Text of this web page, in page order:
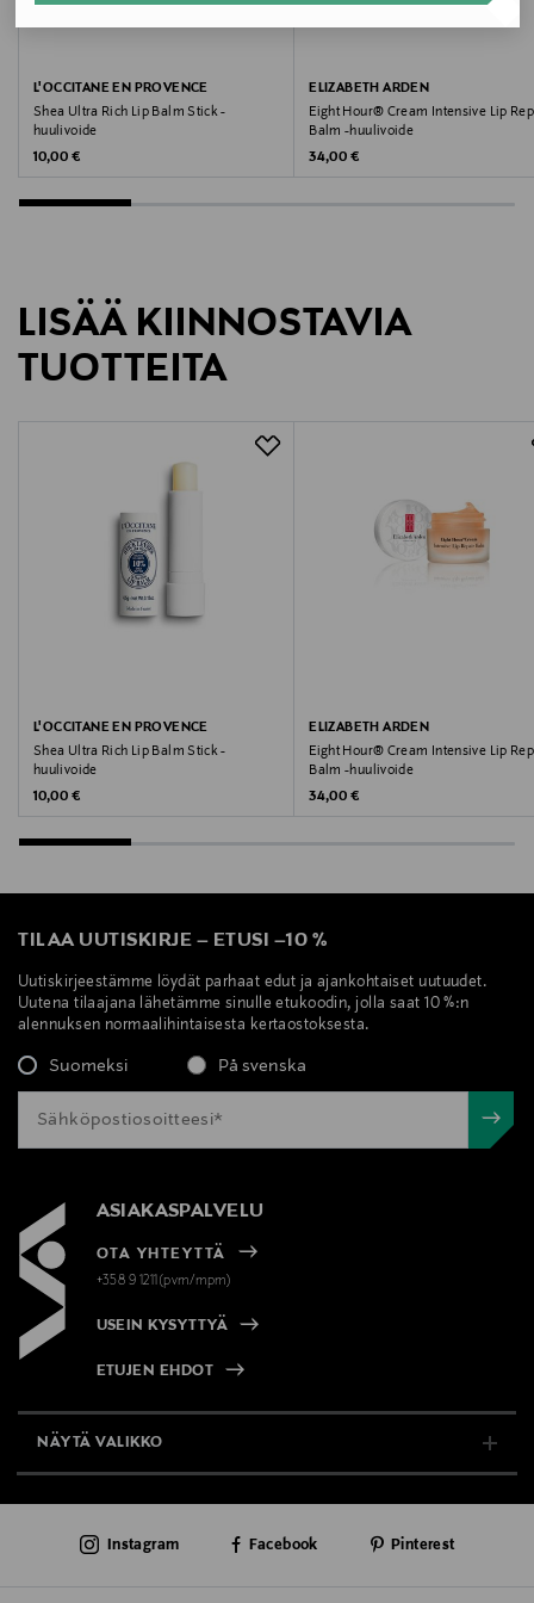
Valmistajan tuotenumero
1410388EW
Drottninggatan 55, 11121 Stockholm, Sweden
Digitaalinen osoite
LIPSMACKER, huulikiilto, huulet
L'OCCITANE EN PROVENCE
Shea Ultra Rich Lip Balm Stick -
huulivoide
Original Price
10,00 €
ELIZABETH ARDEN
Eight Hour® Cream Intensive Lip
Balm -huulivoide
Original Price
34,00 €
LISÄÄ KIINNOSTAVIA
TUOTTEITA
L'OCCITANE EN PROVENCE
Shea Ultra Rich Lip Balm Stick -
huulivoide
Original Price
10,00 €
ELIZABETH ARDEN
Eight Hour® Cream Intensive Lip
Balm -huulivoide
Original Price
34,00 €
TILAA UUTISKIRJE – ETUSI –10 %
Uutiskirjeestämme löydät parhaat edut ja ajankohtaiset uutuudet.
Uutena tilaajana lähetämme sinulle etukoodin, jolla saat 10 %:n
alennuksen normaalihintaisesta kertaostoksesta.
Suomeksi På svenska
ASIAKASPALVELU
OTA YHTEYTTÄ
+358 9 1211(pvm/mpm)
USEIN KYSYTTYÄ
ETUJEN EHDOT
NÄYTÄ VALIKKO
AJANKOHTAISTA
Instagram Facebook Pinterest